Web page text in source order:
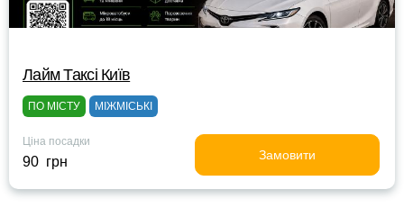
Лайм Таксі Київ
ПО МІСТУ МІЖМІСЬКІ
Ціна посадки
90 грн Замовити